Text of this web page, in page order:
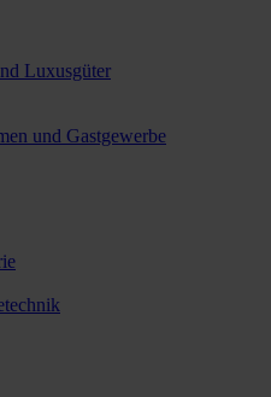
Luxusgüter
und Gastgewerbe